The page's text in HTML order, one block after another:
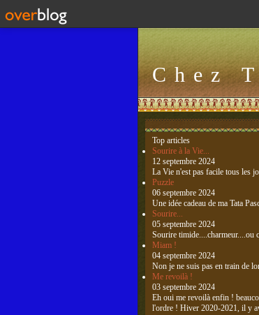
Chez
Top articles
Sourire à la Vie...
12 septembre 2024
La Vie n'est pas facile tous les
Puzzle
06 septembre 2024
Une idée cadeau de ma Tata
Sourire...
05 septembre 2024
Sourire timide....charmeur....ou
Miam !
04 septembre 2024
Non je ne suis pas en train de
Me revoilà !
03 septembre 2024
Eh oui me revoilà enfin !
l'ordre ! Hiver 2020-2021, il y